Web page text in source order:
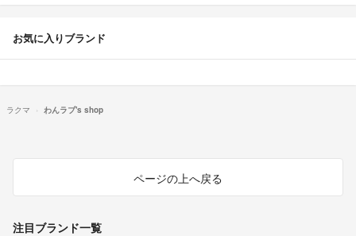
お気に入りブランド
ラクマ わんラブ's shop
ページの上へ戻る
注目ブランド一覧